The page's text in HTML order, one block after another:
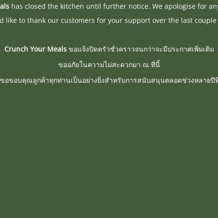
has closed the kitchen until further notice. We apologise for
like to thank our customers for your support over the last couple
Crunch Your Mealsขอแจ้งปิดครัวชั่วคราวจนกว่าจะมีประกาศเพิ่มเติม
ขออภัยในความไม่สะดวกมา ณ ที่นี้
ขอขอบคุณลูกค้าทุกท่านเป็นอย่างยิ่งสำหรับการสนับสนุนตลอดช่วงหลายปี